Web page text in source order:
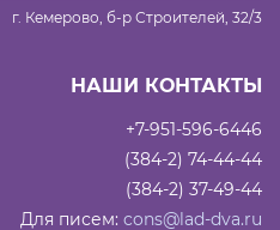
г. Кемерово, б-р Строителей, 32/3
НАШИ КОНТАКТЫ
+7-951-596-6446
(384-2) 74-44-44
(384-2) 37-49-44
Для писем: cons@lad-dva.ru